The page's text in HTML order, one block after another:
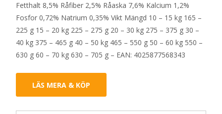
Fetthalt 8,5% Råfiber 2,5% Råaska 7,6% Kalcium 1,2%
Fosfor 0,72% Natrium 0,35% Vikt Mängd 10 – 15 kg 165 –
225 g 15 – 20 kg 225 – 275 g 20 – 30 kg 275 – 375 g 30 –
40 kg 375 – 465 g 40 – 50 kg 465 – 550 g 50 – 60 kg 550 –
630 g 60 – 70 kg 630 – 705 g – EAN: 4025877568343
LÄS MERA & KÖP